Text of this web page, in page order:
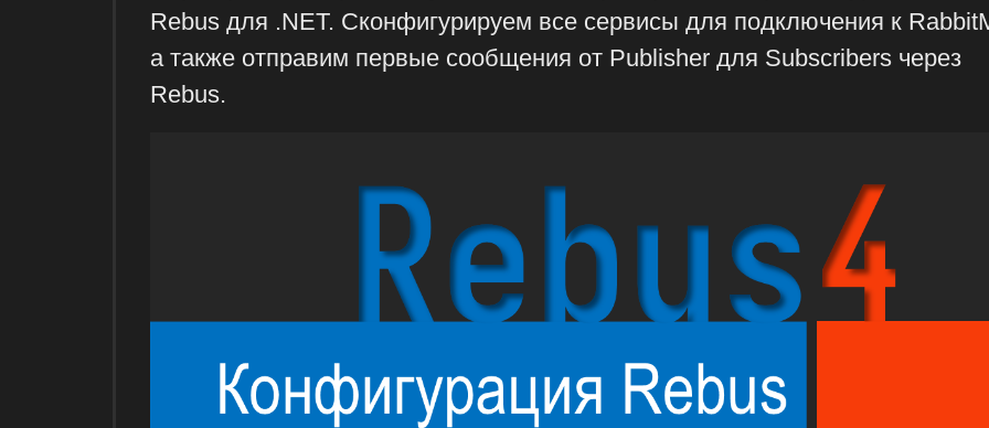
Rebus для .NET. Сконфигурируем все сервисы для подключения к
а также отправим первые сообщения от Publisher для Subscribers через
Rebus.